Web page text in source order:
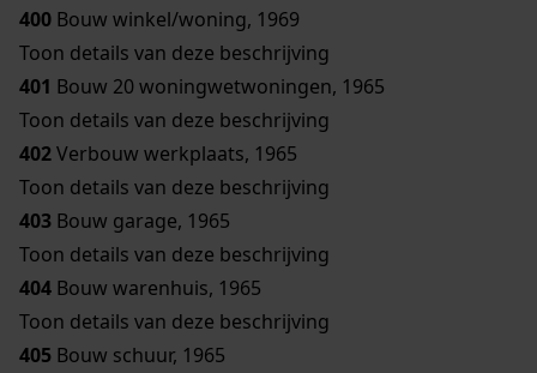
400 Bouw winkel/woning, 1969
Toon details van deze beschrijving
401 Bouw 20 woningwetwoningen, 1965
Toon details van deze beschrijving
402Verbouw werkplaats, 1965
Toon details van deze beschrijving
403 Bouw garage, 1965
Toon details van deze beschrijving
404 Bouw warenhuis, 1965
Toon details van deze beschrijving
405 Bouw schuur, 1965